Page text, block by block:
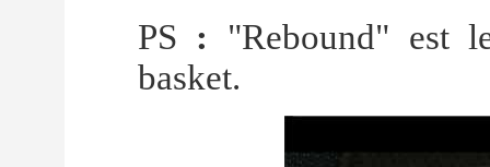
PS : "Rebound" est
basket.